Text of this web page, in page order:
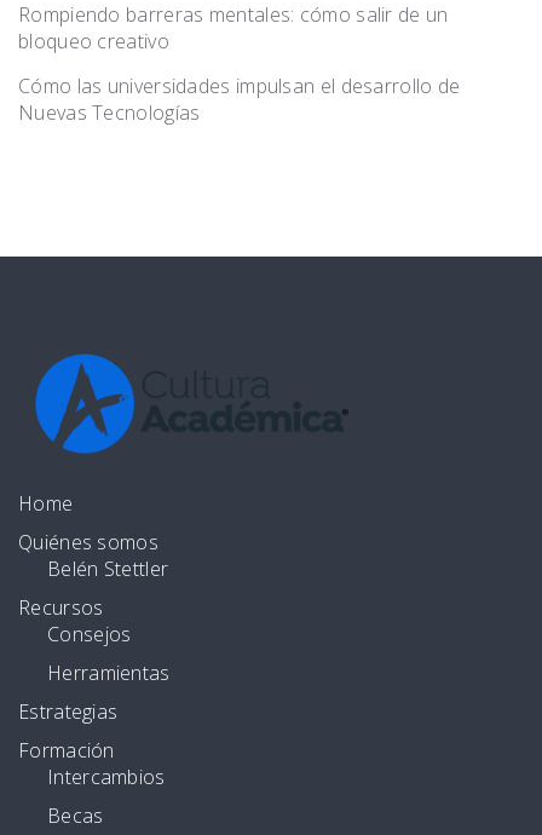
Rompiendo barreras mentales: cómo salir de un
bloqueo creativo
Cómo las universidades impulsan el desarrollo de
Nuevas Tecnologías
Home
Quiénes somos
Belén Stettler
Recursos
Consejos
Herramientas
Estrategias
Formación
Intercambios
Becas